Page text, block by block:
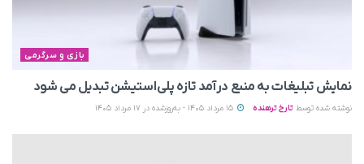
بازی و سرگرمی
نمایش تبلیغات به منبع درآمد تازه پلی‌استیشن تبدیل می‌ شود
نوشته شده توسط تارخ ترهنده